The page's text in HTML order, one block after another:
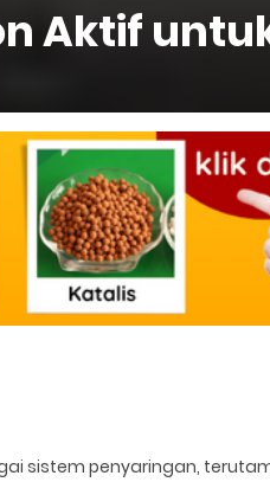
Aktif
sistem penyaringan,